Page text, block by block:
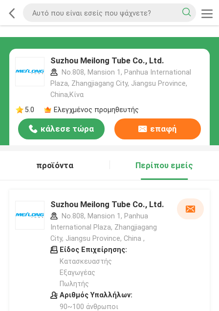
Suzhou Meilong Tube Co., Ltd.
No.808, Mansion 1, Panhua International
Plaza, Zhangjiagang City, Jiangsu Province,
China,Κίνα
5.0
Ελεγχμένος προμηθευτής
κάλεσε τώρα επαφή
προϊόντα Περίπου εμείς
Suzhou Meilong Tube Co., Ltd.
No.808, Mansion 1, Panhua
International Plaza, Zhangjiagang
City, Jiangsu Province, China ,
Είδος Επιχείρησης:
Κατασκευαστής
Εξαγωγέας
Πωλητής
Αριθμός Υπαλλήλων:
90~100 άνθρωποι